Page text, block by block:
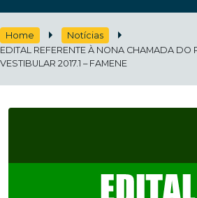
Home
Notícias
EDITAL REFERENTE À NONA CHAMADA DO
VESTIBULAR 2017.1 – FAMENE